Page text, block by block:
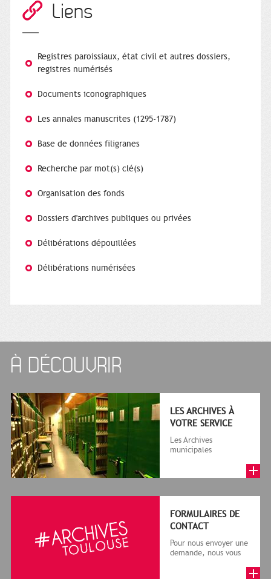
Liens
Registres paroissiaux, état civil et autres dossiers,
registres numérisés
Documents iconographiques
Les annales manuscrites (1295-1787)
Base de données filigranes
Recherche par mot(s) clé(s)
Organisation des fonds
Dossiers d'archives publiques ou privées
Délibérations dépouillées
Délibérations numérisées
À DÉCOUVRIR
LES ARCHIVES À
VOTRE SERVICE
Les Archives
municipales
nombre de documents
FORMULAIRES DE
CONTACT
Pour nous envoyer une
demande, nous vous